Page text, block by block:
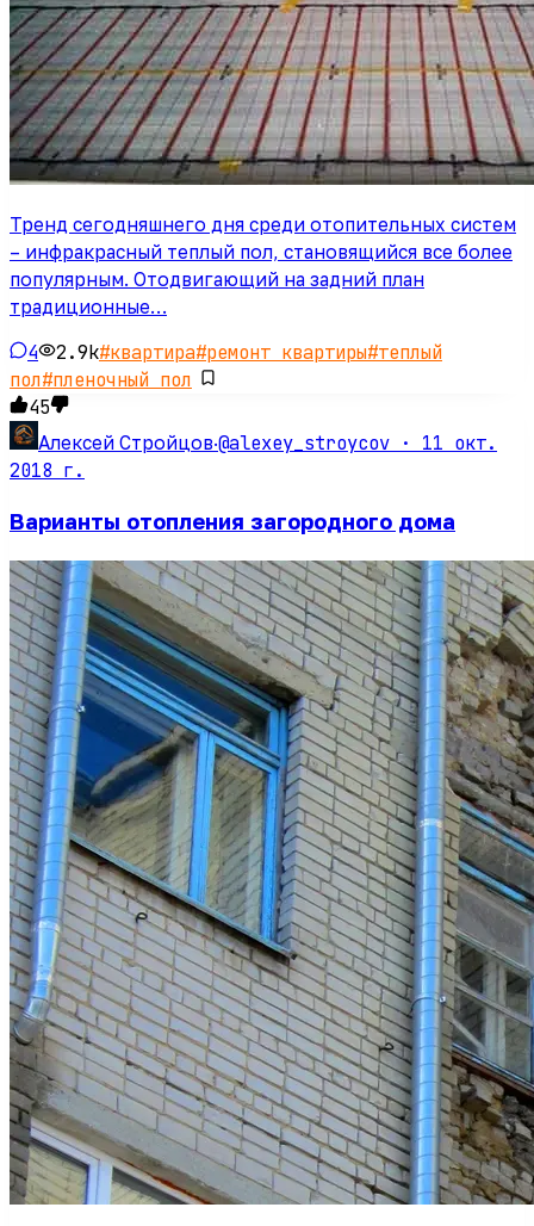
Тренд сегодняшнего дня среди отопительных систем
– инфракрасный теплый пол, становящийся все более
популярным. Отодвигающий на задний план
традиционные…
4 2.9k#квартира#ремонт квартиры#теплый
пол#пленочный пол
45
Алексей Стройцов·@alexey_stroycov · 11 окт.
2018 г.
Варианты отопления загородного дома